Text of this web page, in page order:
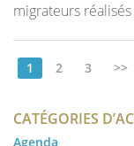
migrateurs
1 2 3 >>
CATÉGORIES
Agenda